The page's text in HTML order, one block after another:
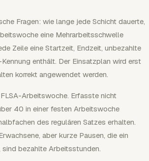
Fragen: wie lange jede Schicht dauerte,
eine Mehrarbeitsschwelle
Zeile eine Startzeit, Endzeit, unbezahlte
enthält. Der Einsatzplan wird erst
korrekt angewendet werden.
Arbeitswoche. Erfasste nicht
40 in einer festen Arbeitswoche
des regulären Satzes erhalten.
aber kurze Pausen, die ein
bezahlte Arbeitsstunden.